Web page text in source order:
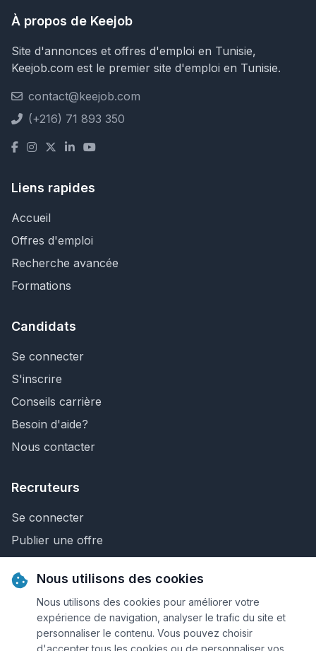
À propos de Keejob
Site d'annonces et offres d'emploi en Tunisie,
Keejob.com est le premier site d'emploi en Tunisie.
contact@keejob.com
(+216) 71 893 350
Liens rapides
Accueil
Offres d'emploi
Recherche avancée
Formations
Candidats
Se connecter
S'inscrire
Conseils carrière
Besoin d'aide?
Nous contacter
Recruteurs
Se connecter
Publier une offre
Nous contacter
© 2026 Keejob.com. Tous droits réservés.
Nous utilisons des cookies
Nous utilisons des cookies pour améliorer votre
expérience de navigation, analyser le trafic du site et
personnaliser le contenu. Vous pouvez choisir
d'accepter tous les cookies ou de personnaliser vos